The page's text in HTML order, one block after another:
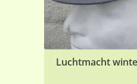
Luchtmacht